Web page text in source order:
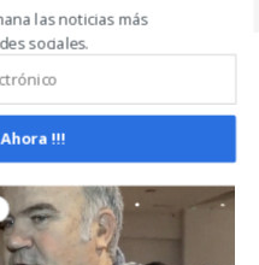
las noticias más
sociales.
!!!